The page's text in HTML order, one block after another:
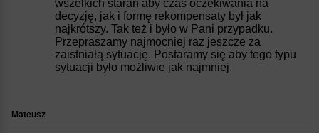
wszelkich starań aby czas oczekiwania na
decyzję, jak i formę rekompensaty był jak
najkrótszy. Tak też i było w Pani przypadku.
Przepraszamy najmocniej raz jeszcze za
zaistniałą sytuację. Postaramy się aby tego typu
sytuacji było możliwie jak najmniej.
Mateusz